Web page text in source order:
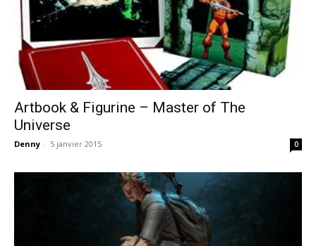
Artbook & Figurine – Master of The
Universe
Denny - 5 janvier 2015 0